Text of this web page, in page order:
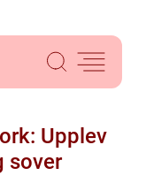
Upplev
sover